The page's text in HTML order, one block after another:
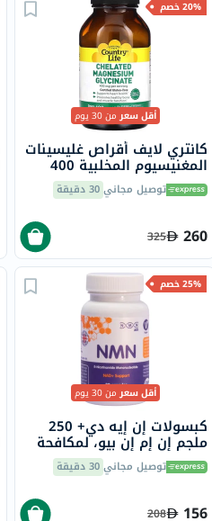
20% خصم
أقل سعرمن 30 يوم
كانتري لايف أقراص غليسينات
المغنيسيوم المخلبية 400
ملجم لصحة العظام والعضلات،
حزمة من 180توصيل مجاني30 دقيقة
260
325
25% خصم
أقل سعرمن 30 يوم
كبسولات إن إيه دي+ 250
ملجم إن إم إن بيو، لمكافحة
الشيخوخة - 30 كبسولةتوصيل مجاني30 دقيقة
156
208